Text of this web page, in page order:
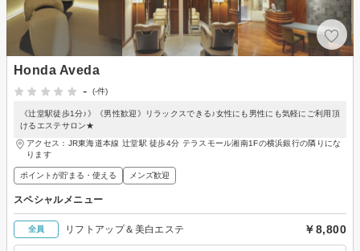
Honda Aveda
-
(-件)
《辻堂駅徒歩1分♪》《男性歓迎》リラックスできる♪女性にも男性にも気軽にご利用頂
けるエステサロン★
アクセス：JR東海道本線 辻堂駅 徒歩4分 テラスモール湘南1Fの横浜銀行の隣りにな
ります
ポイントが貯まる・使える メンズ歓迎
スペシャルメニュー
全員 リフトアップ＆美白エステ ￥8,800